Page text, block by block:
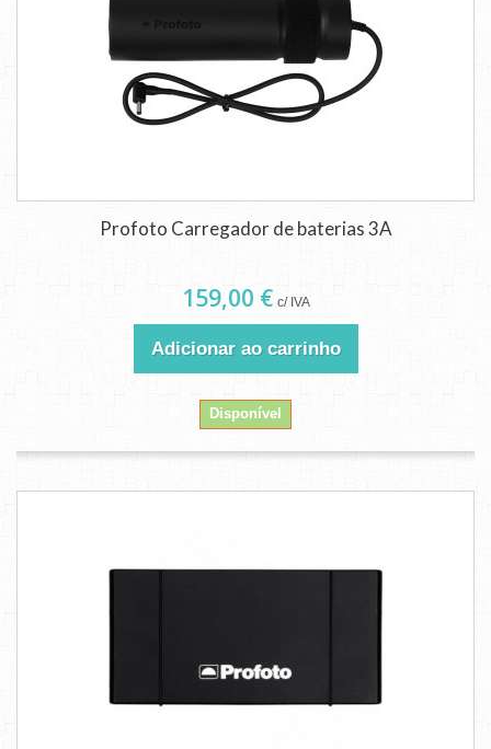
Profoto Carregador de baterias 3A
159,00 € c/ IVA
Adicionar ao carrinho
Disponível